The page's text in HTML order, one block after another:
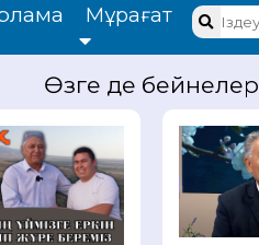
Мұрағат
Өзге де бейнелер